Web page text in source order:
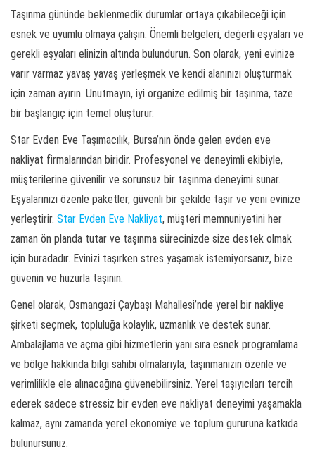
Taşınma gününde beklenmedik durumlar ortaya çıkabileceği için
esnek ve uyumlu olmaya çalışın. Önemli belgeleri, değerli eşyaları ve
gerekli eşyaları elinizin altında bulundurun. Son olarak, yeni evinize
varır varmaz yavaş yavaş yerleşmek ve kendi alanınızı oluşturmak
için zaman ayırın. Unutmayın, iyi organize edilmiş bir taşınma, taze
bir başlangıç için temel oluşturur.
Star Evden Eve Taşımacılık, Bursa’nın önde gelen evden eve
nakliyat firmalarından biridir. Profesyonel ve deneyimli ekibiyle,
müşterilerine güvenilir ve sorunsuz bir taşınma deneyimi sunar.
Eşyalarınızı özenle paketler, güvenli bir şekilde taşır ve yeni evinize
yerleştirir. Star Evden Eve Nakliyat, müşteri memnuniyetini her
zaman ön planda tutar ve taşınma sürecinizde size destek olmak
için buradadır. Evinizi taşırken stres yaşamak istemiyorsanız, bize
güvenin ve huzurla taşının.
Genel olarak, Osmangazi Çaybaşı Mahallesi’nde yerel bir nakliye
şirketi seçmek, topluluğa kolaylık, uzmanlık ve destek sunar.
Ambalajlama ve açma gibi hizmetlerin yanı sıra esnek programlama
ve bölge hakkında bilgi sahibi olmalarıyla, taşınmanızın özenle ve
verimlilikle ele alınacağına güvenebilirsiniz. Yerel taşıyıcıları tercih
ederek sadece stressiz bir evden eve nakliyat deneyimi yaşamakla
kalmaz, aynı zamanda yerel ekonomiye ve toplum gururuna katkıda
bulunursunuz.